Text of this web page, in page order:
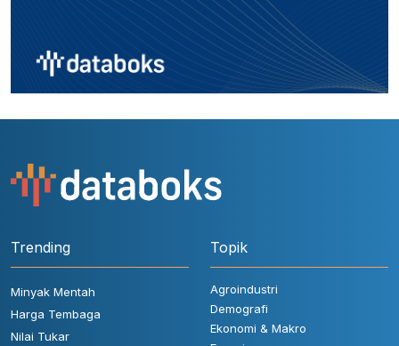
Trending
Minyak Mentah
Harga Tembaga
Nilai Tukar
Topik
Agroindustri
Demografi
Ekonomi & Makro